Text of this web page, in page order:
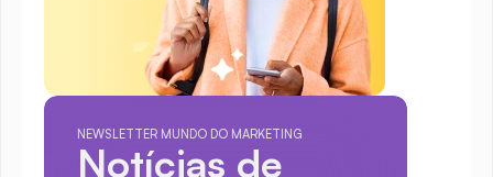
NEWSLETTER MUNDO DO MARKETING
Notícias de